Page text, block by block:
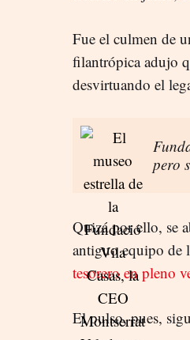
Fue el culmen de
filantrópica adujo
desvirtuando el
pero
Quizá por ello, se
antiguo equipo de
tesorero en pleno
El pulso, pues,